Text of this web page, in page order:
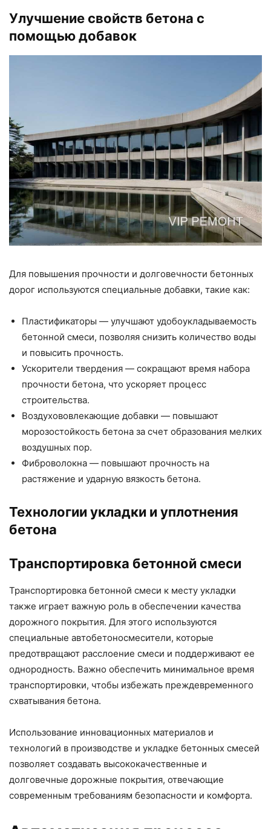
Улучшение свойств бетона с
помощью добавок
Для повышения прочности и долговечности бетонных
дорог используются специальные добавки, такие как:
Пластификаторы — улучшают удобоукладываемость
бетонной смеси, позволяя снизить количество воды
и повысить прочность.
Ускорители твердения — сокращают время набора
прочности бетона, что ускоряет процесс
строительства.
Воздухововлекающие добавки — повышают
морозостойкость бетона за счет образования мелких
воздушных пор.
Фиброволокна — повышают прочность на
растяжение и ударную вязкость бетона.
Технологии укладки и уплотнения
бетона
Транспортировка бетонной смеси
Транспортировка бетонной смеси к месту укладки
также играет важную роль в обеспечении качества
дорожного покрытия. Для этого используются
специальные автобетоносмесители, которые
предотвращают расслоение смеси и поддерживают ее
однородность. Важно обеспечить минимальное время
транспортировки, чтобы избежать преждевременного
схватывания бетона.
Использование инновационных материалов и
технологий в производстве и укладке бетонных смесей
позволяет создавать высококачественные и
долговечные дорожные покрытия, отвечающие
современным требованиям безопасности и комфорта.